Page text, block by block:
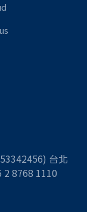
台北
2 8768 1110